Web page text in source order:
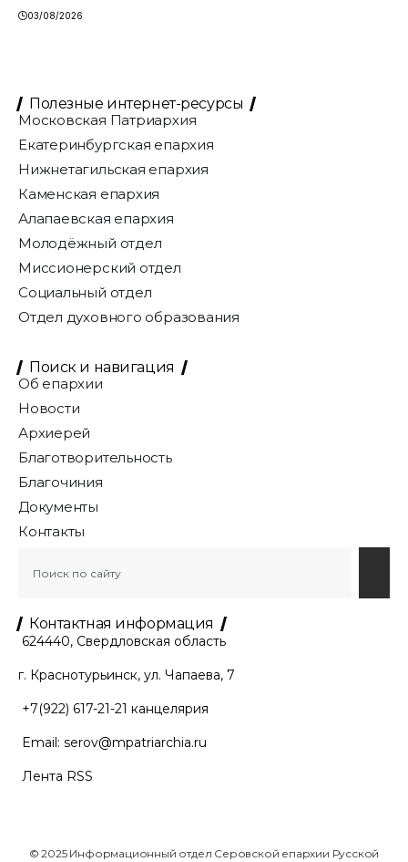
03/08/2026
Полезные интернет-ресурсы
Московская Патриархия
Екатеринбургская епархия
Нижнетагильская епархия
Каменская епархия
Алапаевская епархия
Молодёжный отдел
Миссионерский отдел
Социальный отдел
Отдел духовного образования
Поиск и навигация
Об епархии
Новости
Архиерей
Благотворительность
Благочиния
Документы
Контакты
Контактная информация
624440, Свердловская область
г. Краснотурьинск, ул. Чапаева, 7
+7(922) 617-21-21 канцелярия
Email: serov@mpatriarchia.ru
Лента RSS
© 2025 Информационный отдел Серовской епархии Русской